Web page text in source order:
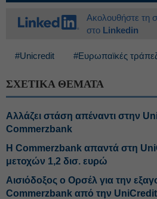
Ακολουθήστε τη
στο Linkedin
#Unicredit #Ευρωπαϊκές
ΣΧΕΤΙΚΑ ΘΕΜΑΤΑ
Αλλάζει στάση απέναντι στην
Commerzbank
Η Commerzbank απαντά στη
μετοχών 1,2 δισ. ευρώ
Αισιόδοξος ο Ορσέλ για την
Commerzbank από την UniCredit